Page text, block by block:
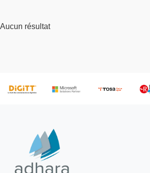
Aucun résultat